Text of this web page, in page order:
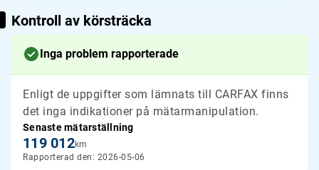
Kontroll av körsträcka
Inga problem rapporterade
Enligt de uppgifter som lämnats till CARFAX finns
det inga indikationer på mätarmanipulation.
Senaste mätarställning
119 012km
Rapporterad den: 2026-05-06